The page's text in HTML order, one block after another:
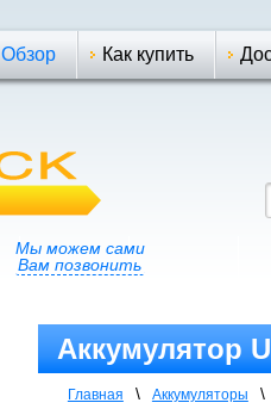
Обзор Как купить
Мы можем сами
Вам позвонить
Аккумулятор
Главная \ Аккумуляторы \